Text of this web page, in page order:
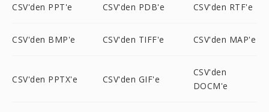
CSV'den PPT'e CSV'den PDB'e CSV'den RTF'e
CSV'den BMP'e CSV'den TIFF'e CSV'den MAP'e
CSV'den PPTX'e CSV'den GIF'e
CSV'den
DOCM'e